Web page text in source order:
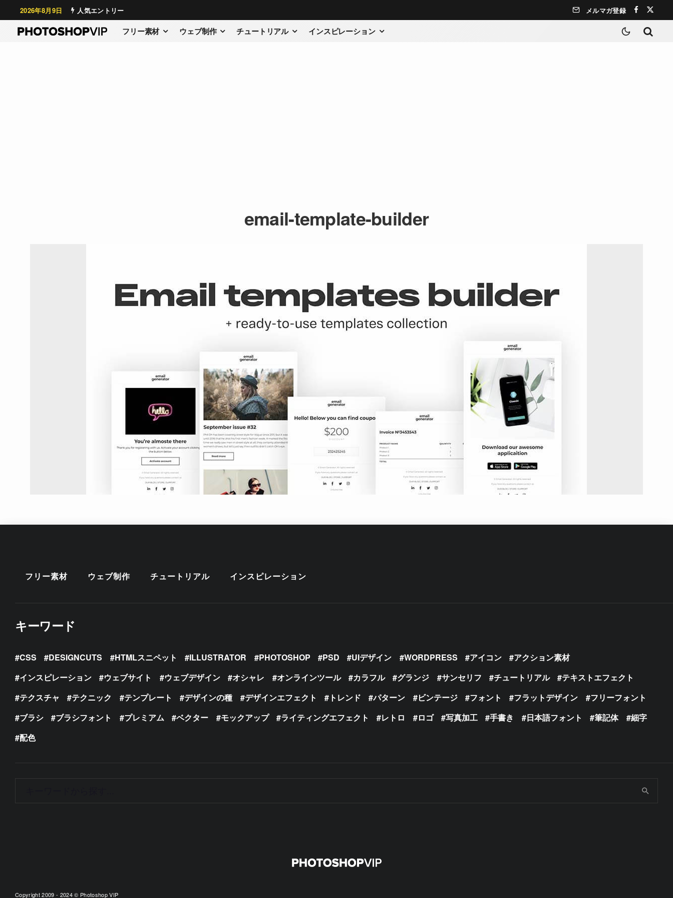
2026年8月9日 人気エントリー メルマガ登録
フリー素材 ウェブ制作 チュートリアル インスピレーション
email-template-builder
フリー素材 ウェブ制作 チュートリアル インスピレーション
キーワード
CSS DESIGNCUTS HTMLスニペット ILLUSTRATOR PHOTOSHOP PSD UIデザイン WORDPRESS アイコン
アクション素材
インスピレーション
ウェブサイト ウェブデザイン オシャレ オンラインツール カラフル グランジ サンセリフ チュートリアル
テキストエフェクト
テクスチャ
テクニック テンプレート デザインの種 デザインエフェクト トレンド パターン ビンテージ フォント フラットデザイン
フリーフォント
ブラシ
ブラシフォント プレミアム ベクター モックアップ ライティングエフェクト レトロ ロゴ 写真加工 手書き 日本語フォント 筆記体
細字
配色
Copyright 2009 - 2024 © Photoshop VIP